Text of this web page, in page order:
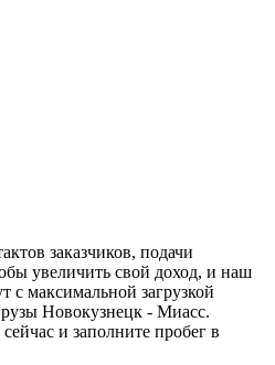
заказчиков, подачи
увеличить свой доход, и наш
с максимальной загрузкой
Новокузнецк - Миасс.
и заполните пробег в